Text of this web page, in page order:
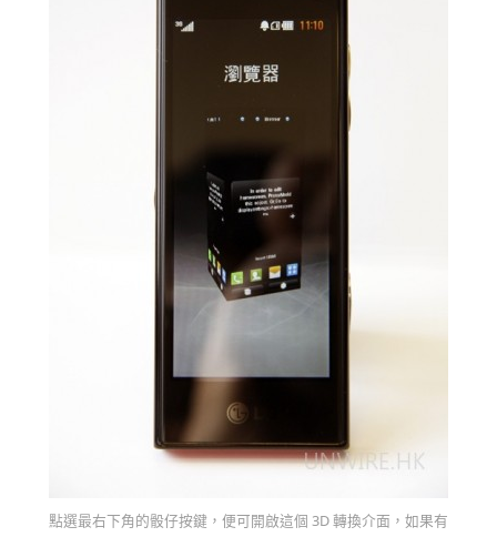
點選最右下角的骰仔按鍵，便可開啟這個 3D 轉換介面，如果有